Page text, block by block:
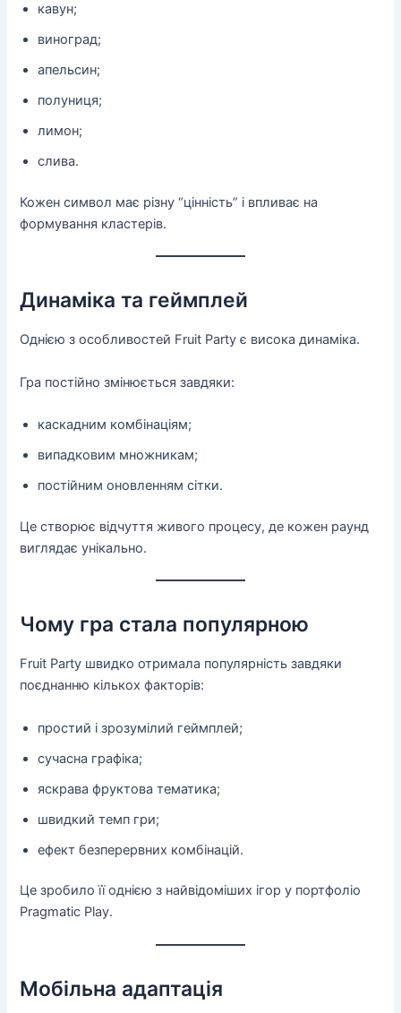
кавун;
виноград;
апельсин;
полуниця;
лимон;
слива.
Кожен символ має різну “цінність” і впливає на
формування кластерів.
Динаміка та геймплей
Однією з особливостей Fruit Party є висока динаміка.
Гра постійно змінюється завдяки:
каскадним комбінаціям;
випадковим множникам;
постійним оновленням сітки.
Це створює відчуття живого процесу, де кожен раунд
виглядає унікально.
Чому гра стала популярною
Fruit Party швидко отримала популярність завдяки
поєднанню кількох факторів:
простий і зрозумілий геймплей;
сучасна графіка;
яскрава фруктова тематика;
швидкий темп гри;
ефект безперервних комбінацій.
Це зробило її однією з найвідоміших ігор у портфоліо
Pragmatic Play.
Мобільна адаптація